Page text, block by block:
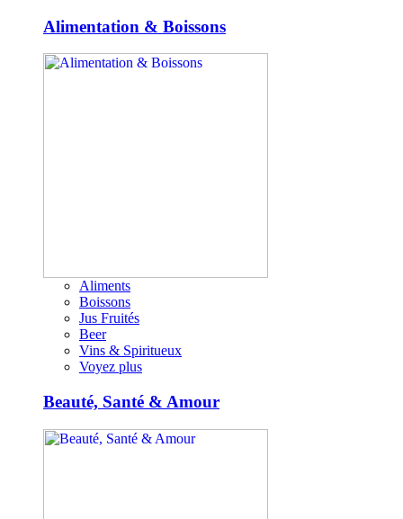
Alimentation & Boissons
Aliments
Boissons
Jus Fruités
Beer
Vins & Spiritueux
Voyez plus
Beauté, Santé & Amour